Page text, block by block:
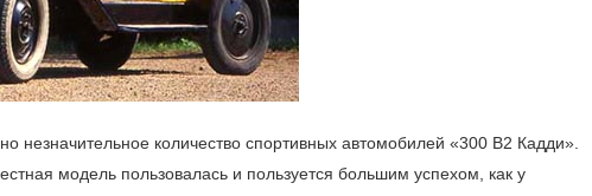
незначительное количество спортивных автомобилей «300 В2 Кадди».
модель пользовалась и пользуется большим успехом, как у